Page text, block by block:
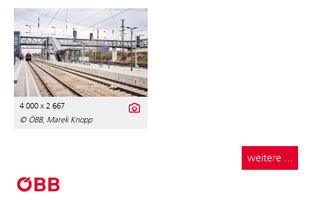
4 000 x 2 667
© ÖBB, Marek Knopp
weitere ...